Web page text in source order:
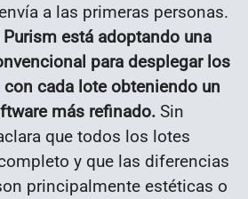
a las primeras personas.
Purism está adoptando una
para desplegar los
cada lote obteniendo un
más refinado. Sin
que todos los lotes
y que las diferencias
principalmente estéticas o